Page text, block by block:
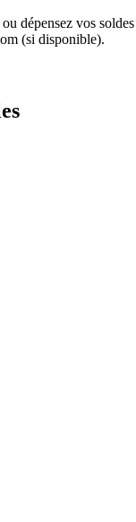
dépensez vos soldes
(si disponible).